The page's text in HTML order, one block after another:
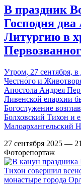
В праздник
Господня
Литургию в
Утром, 27 сентября,
Честно́го и
Апостола Андрея
Ливенской епархии
Богослужение
Болховский Тихон и
Малоархангельский
27 сентября 2025 —
Фоторепортаж